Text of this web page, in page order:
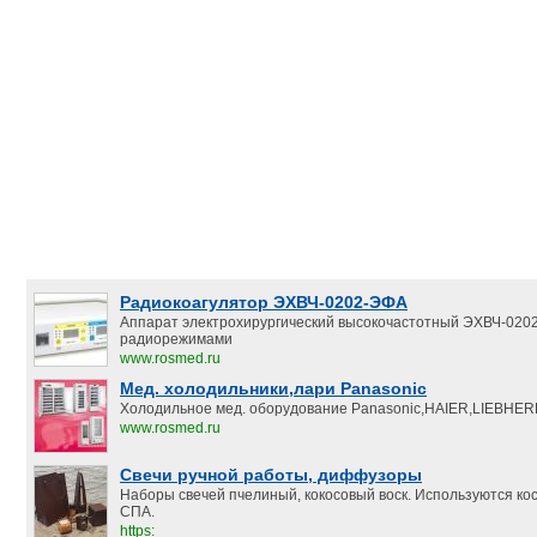
Радиокоагулятор ЭХВЧ-0202-ЭФА
Аппарат электрохирургический высокочастотный ЭХВЧ-
радиорежимами
www.rosmed.ru
Мед. холодильники,лари Panasonic
Холодильное мед. оборудование
www.rosmed.ru
Свечи ручной работы, диффузоры
Наборы свечей пчелиный, кокосовый воск. Используются
СПА.
https: